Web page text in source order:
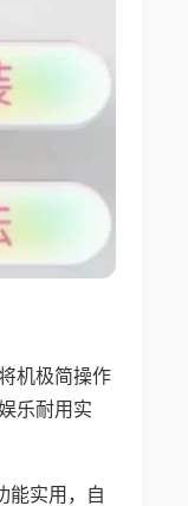
机极简操作
乐耐用实
能实用，自